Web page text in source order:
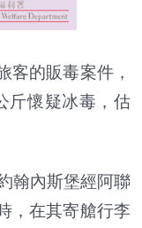
客的販毒案件，
斤懷疑冰毒，估
翰內斯堡經阿聯
，在其寄艙行李